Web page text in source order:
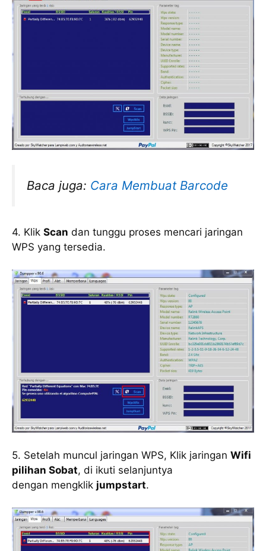
Baca juga: Cara Membuat Barcode
4. Klik Scan dan tunggu proses mencari jaringan
WPS yang tersedia.
5. Setelah muncul jaringan WPS, Klik jaringan Wifi
pilihan Sobat, di ikuti selanjuntya
dengan mengklik jumpstart.